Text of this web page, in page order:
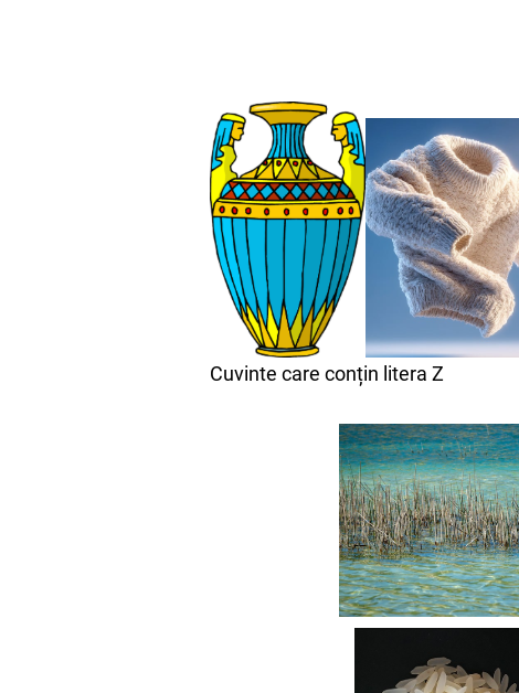
Cuvinte care conțin litera Z